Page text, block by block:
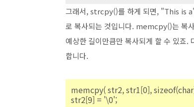
그래서, strcpy()를 하게 되면, "This is
로 복사되는 것입니다. memcpy()는 복
예상한 길이만큼만 복사되게 할 수 있죠
합니다.
memcpy( str2, str1[0],
str2[9] = '\0';